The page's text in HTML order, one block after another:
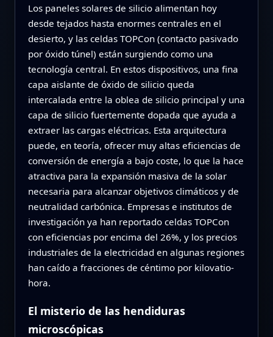
Los paneles solares de silicio alimentan hoy
desde tejados hasta enormes centrales en el
desierto, y las celdas TOPCon (contacto pasivado
por óxido túnel) están surgiendo como una
tecnología central. En estos dispositivos, una fina
capa aislante de óxido de silicio queda
intercalada entre la oblea de silicio principal y una
capa de silicio fuertemente dopada que ayuda a
extraer las cargas eléctricas. Esta arquitectura
puede, en teoría, ofrecer muy altas eficiencias de
conversión de energía a bajo coste, lo que la hace
atractiva para la expansión masiva de la solar
necesaria para alcanzar objetivos climáticos y de
neutralidad carbónica. Empresas e institutos de
investigación ya han reportado celdas TOPCon
con eficiencias por encima del 26%, y los precios
industriales de la electricidad en algunas regiones
han caído a fracciones de céntimo por kilovatio-
hora.
El misterio de las hendiduras
microscópicas